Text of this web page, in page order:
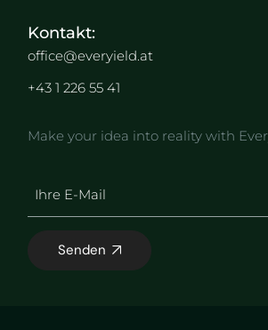
Kontakt:
office@everyield.at
+43 1 226 55 41
Make your idea into reality with
Senden